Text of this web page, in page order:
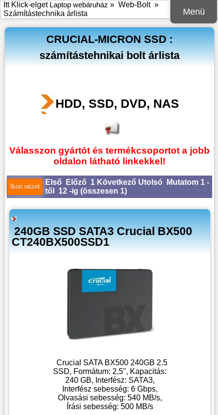
Menü
Itt Klick-elget Laptop webáruház » Web-Bolt»
Számítástechnika árlista
CRUCIAL-MICRON SSD :
számítástehnikai bolt árlista
HDD, SSD, DVD, NAS
Válasszon gyártót és termékcsoportot a jobb
oldalon látható linkekkel!
Első Előző 1 Következő Utolsó Mutatom 1 -
től 12 -ig (összesen 1)
240GB SSD SATA3 Crucial BX500
CT240BX500SSD1
Crucial SATA BX500 240GB 2.5
SSD, Formátum: 2,5", Kapacitás:
240 GB, Interfész: SATA3,
Interfész sebesség: 6 Gbps,
Olvasási sebesség: 540 MB/s,
Írási sebesség: 500 MB/s